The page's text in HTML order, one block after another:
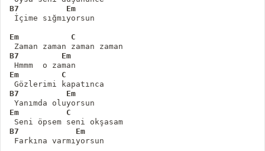
B7          Em
İçime sığmıyorsun
Em           C
B7         Em
Hmmm  o zaman
Em         C
B7          Em
Em          C
B7            Em
Farkına varmıyorsun